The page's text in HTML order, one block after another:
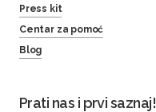
Press kit
Centar za pomoć
Blog
Prati nas i prvi saznaj!